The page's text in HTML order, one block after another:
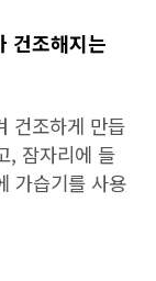
건조해지는
건조하게 만듭
, 잠자리에 들
가습기를 사용